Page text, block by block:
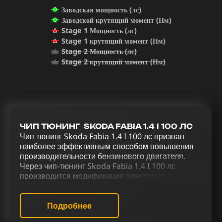
Заводская мощность (лс)
Заводской крутящий момент (Нм)
Stage 1 Мощность (лс)
Stage 1 крутящий момент (Нм)
Stage 2 Мощность (лс)
Stage 2 крутящий момент (Нм)
ЧИП ТЮНИНГ SKODA FABIA 1.4 I 100 ЛС
Чип тюнинг Skoda Fabia 1.4 I 100 лс признан
наиболее эффективным способом повышения
производительности бензинового двигателя.
Через чип-тюнинг Skoda Fabia 1.4 I 100 лс
производится модификация электронных
программное обеспечение. Процесс
усовершенствования Skoda Fabia 1.4 I 100 лс,
включающий в себя чип тюнинг (stage 1 и stage
Подробнее